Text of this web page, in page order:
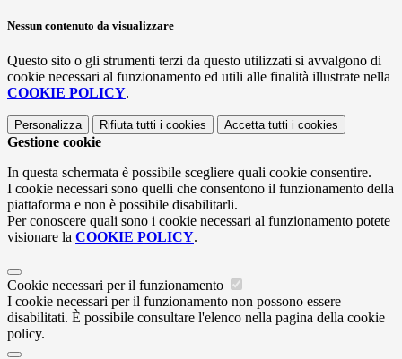
Nessun contenuto da visualizzare
Questo sito o gli strumenti terzi da questo utilizzati si avvalgono di
cookie necessari al funzionamento ed utili alle finalità illustrate nella
COOKIE POLICY.
Personalizza Rifiuta tutti i cookies Accetta tutti i cookies
Gestione cookie
In questa schermata è possibile scegliere quali cookie consentire.
I cookie necessari sono quelli che consentono il funzionamento della
piattaforma e non è possibile disabilitarli.
Per conoscere quali sono i cookie necessari al funzionamento potete
visionare la COOKIE POLICY.
Cookie necessari per il funzionamento
I cookie necessari per il funzionamento non possono essere
disabilitati. È possibile consultare l'elenco nella pagina della cookie
policy.